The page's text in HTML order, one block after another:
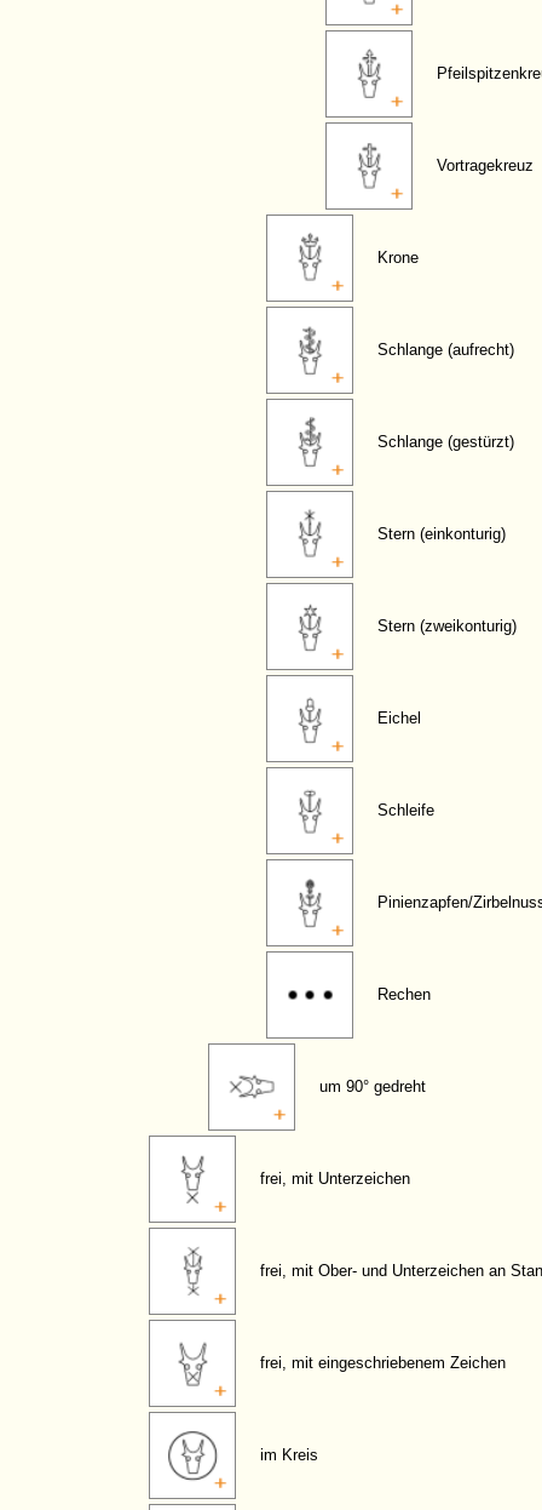
Vortragekreuz
Krone
Schlange (aufrecht)
Schlange (gestürzt)
Stern (einkonturig)
Stern (zweikonturig)
Eichel
Schleife
Pinienzapfen/
Rechen
um 90° gedreht
frei, mit Unterzeichen
frei, mit Ober- und Unterzeichen an
frei, mit eingeschriebenem Zeichen
im Kreis